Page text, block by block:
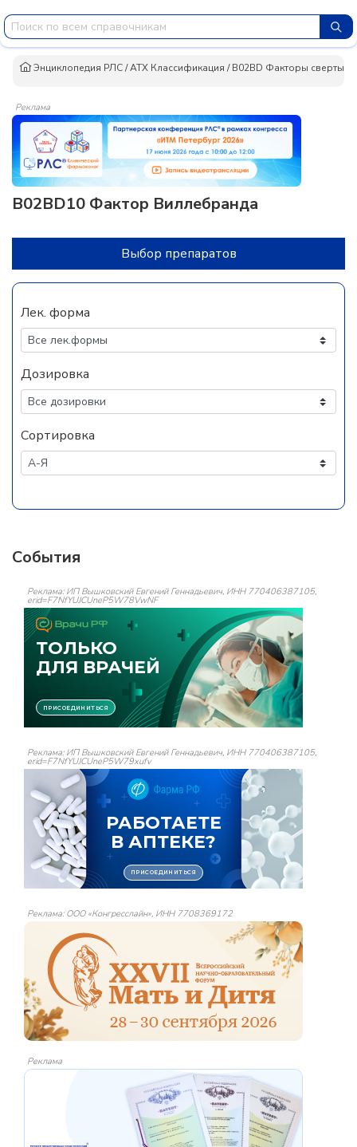
Энциклопедия РЛС/АТХ Классификация /B02BD Факторы
Реклама
B02BD10 Фактор Виллебранда
Выбор препаратов
Лек. форма
Дозировка
Сортировка
События
Реклама: ИП Вышковский Евгений Геннадьевич, ИНН 770406387105,
erid=F7NfYUJCUneP5W78VwNF
Реклама: ИП Вышковский Евгений Геннадьевич, ИНН 770406387105,
erid=F7NfYUJCUneP5W79xufv
Реклама: ООО «Конгресслайн», ИНН 7708369172
Реклама